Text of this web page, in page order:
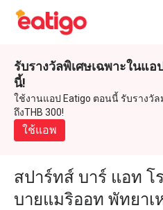
รับรางวัลพิเศษเฉพาะในแอ
นี้!
ใช้งานแอป Eatigo ตอนนี้ รับรางวั
ถึงTHB 300!
ใช้แอพ
สปาร์ทส์ บาร์ แอท โ
บายแมริออท พัทยาเ